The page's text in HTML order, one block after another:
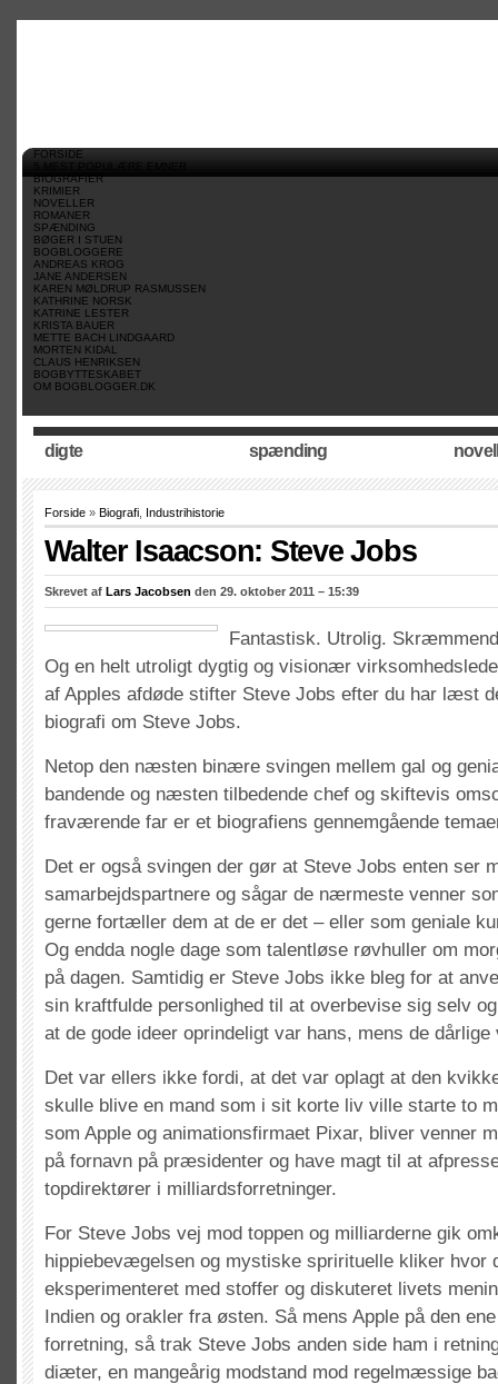
FORSIDE
5 MEST POPULÆRE EMNER
BIOGRAFIER
KRIMIER
NOVELLER
ROMANER
SPÆNDING
BØGER I STUEN
BOGBLOGGERE
ANDREAS KROG
JANE ANDERSEN
KAREN MØLDRUP RASMUSSEN
KATHRINE NORSK
KATRINE LESTER
KRISTA BAUER
METTE BACH LINDGAARD
MORTEN KIDAL
CLAUS HENRIKSEN
BOGBYTTESKABET
OM BOGBLOGGER.DK
digte spænding
Forside » Biografi Industrihistorie
Walter Isaacson: Steve Jobs
Skrevet af Lars Jacobsen den 29. oktober 2011 – 15:39
Fantastisk. Utrolig.
Og en helt utroligt dygtig og visionær
af Apples afdøde stifter Steve Jobs efter du har læst
biografi om Steve Jobs.
Netop den næsten binære svingen mellem gal og
bandende og næsten tilbedende chef og skiftevis
fraværende far er et biografiens gennemgående
Det er også svingen der gør at Steve Jobs enten ser
samarbejdspartnere og sågar de nærmeste venner
gerne fortæller dem at de er det – eller som geniale
Og endda nogle dage som talentløse røvhuller om
på dagen. Samtidig er Steve Jobs ikke bleg for at
sin kraftfulde personlighed til at overbevise sig selv
at de gode ideer oprindeligt var hans, mens de dårlige
Det var ellers ikke fordi, at det var oplagt at den
skulle blive en mand som i sit korte liv ville starte to
som Apple og animationsfirmaet Pixar, bliver venner
på fornavn på præsidenter og have magt til at
topdirektører i milliardsforretninger.
For Steve Jobs vej mod toppen og milliarderne gik
hippiebevægelsen og mystiske sprirituelle kliker hvor
eksperimenteret med stoffer og diskuteret livets
Indien og orakler fra østen. Så mens Apple på den
forretning, så trak Steve Jobs anden side ham i
diæter, en mangeårig modstand mod regelmæssige